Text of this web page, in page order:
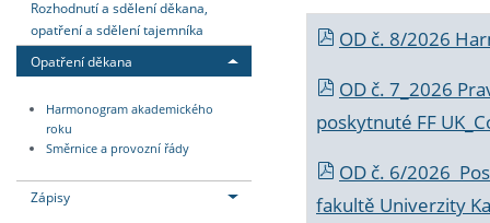
Rozhodnutí a sdělení děkana,
opatření a sdělení tajemníka
Opatření děkana
Harmonogram akademického
roku
Směrnice a provozní řády
Zápisy
OD č. 8/2026
OD č. 7_2026
poskytnuté FF
OD č. 6/2026
fakultě Univerzity